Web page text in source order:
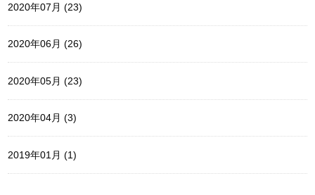
2020年07月 (23)
2020年06月 (26)
2020年05月 (23)
2020年04月 (3)
2019年01月 (1)